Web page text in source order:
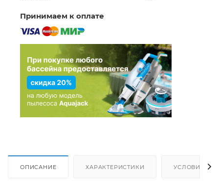
Принимаем к оплате
ОПИСАНИЕ ХАРАКТЕРИСТИКИ УСЛОВИЯ